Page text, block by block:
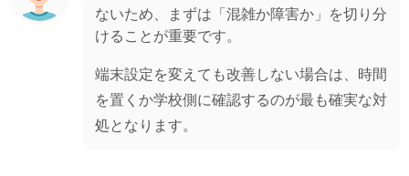
ないため、まずは「混雑か障害か」を切り分
けることが重要です。
端末設定を変えても改善しない場合は、時間
を置くか学校側に確認するのが最も確実な対
処となります。